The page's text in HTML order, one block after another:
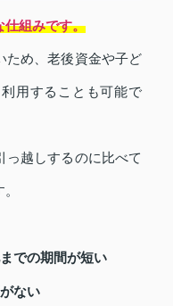
仕組みです。
ため、老後資金や子ど
用することも可能で
っ越しするのに比べて
での期間が短い
ない